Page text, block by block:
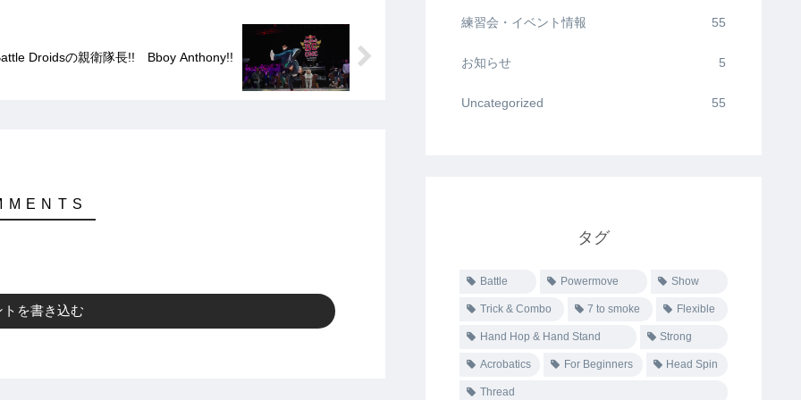
Droidsの親衛隊長!! Bboy Anthony!!
を書き込む
練習会・イベント情報 55
お知らせ 5
Uncategorized 55
タグ
Battle Powermove Show
Trick & Combo 7 to smoke Flexible
Hand Hop & Hand Stand Strong
Acrobatics For Beginners Head Spin
Thread